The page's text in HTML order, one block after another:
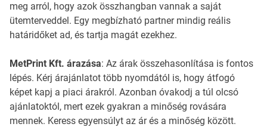
meg arról, hogy azok összhangban vannak a saját
ütemterveddel. Egy megbízható partner mindig reális
határidőket ad, és tartja magát ezekhez.
MetPrint Kft. árazása: Az árak összehasonlítása is fontos
lépés. Kérj árajánlatot több nyomdától is, hogy átfogó
képet kapj a piaci árakról. Azonban óvakodj a túl olcsó
ajánlatoktól, mert ezek gyakran a minőség rovására
mennek. Keress egyensúlyt az ár és a minőség között.